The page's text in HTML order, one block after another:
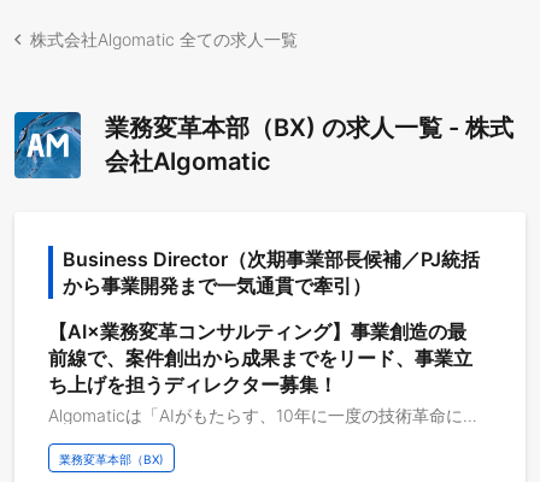
株式会社Algomatic 全ての求人一覧
業務変革本部（BX) の求人一覧 - 株式
会社Algomatic
Business Director（次期事業部長候補／PJ統括
から事業開発まで一気通貫で牽引）
【AI×業務変革コンサルティング】事業創造の最
前線で、案件創出から成果までをリード、事業立
ち上げを担うディレクター募集！
Algomaticは「AIがもたらす、10年に一度の技術革命に懸ける。」をテーマに、2023年に創業されました。 テクノロジーが産業の前提を丸ごと入れ替えるのは、10年に一度あるかないかです。インターネット、スマートフォン、クラウド。そのたびに、それまでの当たり前が過去のものになりました。今回は生成AIによって、知的労働のあり方が変わり、企業の生産性や競争力の基準そのものが変わっていく。私たちはこれを、一時のトレンドではなく、次の時代を決定づける技術革命だと捉えています。 私たちは、この技術革命の中心に立ち、AI時代の企業OSをつくり、AI革命で日本社会を変えていく。事業もプロダクトも組織も経営も、すべてをAI時代の前提で設計する。そんな強い思いのもと、2026年6月に第2創業期を迎えました。 日常の業務のそのすべてにAIが入り込んだとき、人は、人にしかできないことに全力を注げるようになる。私たちがつくりたいのは、そんな未来の働き方です。誰もが生き生きと力を発揮できる組織が、日本中に生まれていく。その景色を、本気で信じています。 だからこそ、私たちがこだわるのは、企業にAIを単なる業務効率化の手段として導入することではありません。業務の一部をAIに置き換えるだけでは、企業は本質的には変わらないからです。AIがある前提で、組織そのものを今つくり直すとしたらどうなるのか。その問いに向き合い、コンサルティングから研修、そして業務変革・組織変革の実行までを一気通貫で、成果が出るまで伴走し続けることが、私たちの役割です。 ◼︎業務変革本部について Algomaticの業務変革本部は、企業OSの「業務」ドメインを担うチームです。 人事・営業・オペレーションといった日常業務にAIエージェントを実装し、業務プロセスそのものを再設計することで、企業の効率化・高度化を実現します。構想段階の要件定義から、エンジニアと協働したソリューション実装、現場への定着まで一気通貫で伴走します。 また、私たち自身の開発プロセスも例外ではなく、アイデア探索、要件定義、実装といった開発の各フェーズをAIで自動化し、開発のあり方そのものをAI前提で作り変える、AI駆動開発を実践しています。 ◼︎業務内容 ・エンタープライズ顧客との関係構築、新規ビジネス機会の創出 ・プロジェクト全体のマネジメント（品質・コスト・デリバリー）、成果へのコミット ・最適なチームビルディング、メンバーのアサインメント ・提案から合意形成までのリード、案件の拡大 ・メンバーの成長支援、キャリア形成への関与 ◼︎プロジェクト例 ・AIネイティブ新規事業の立ち上げ 大手人材系企業様と共同で、AIエージェントを活用した新規事業開発を実施。 キャリアアドバイザーの面談やマッチングといった労働集約的な業務をAIエージェントが代替することで、求職者体験や労働生産性の向上を目指したプロジェクト。 中期経営計画の注力テーマのひとつとして、次世代の事業モデルの構築を行っている。 ・店舗運営バックオフィスAI化 大手小売企業様において、国内外約1,500店舗の店舗スタッフが担うバックオフィス業務（在庫調整・売上レポート・配送管理・配分業務など）をAIエージェントで代替するシステムを構築。店舗スタッフが顧客対応に集中できる環境を実現し、在庫調整業務75%削減・レポーティング品質の標準化を達成。
業務変革本部（BX)